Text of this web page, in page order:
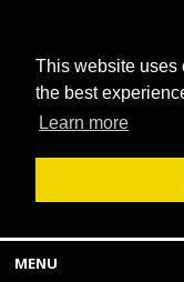
This website uses
the best
Learn more
MENU